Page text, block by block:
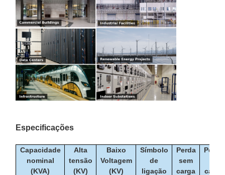
Especificações
Capacidade
nominal
(KVA)
Alta
tensão
(KV)
Baixo
Voltagem
(KV)
Símbolo
de
ligação
Perda
sem
carga
Perda
carga